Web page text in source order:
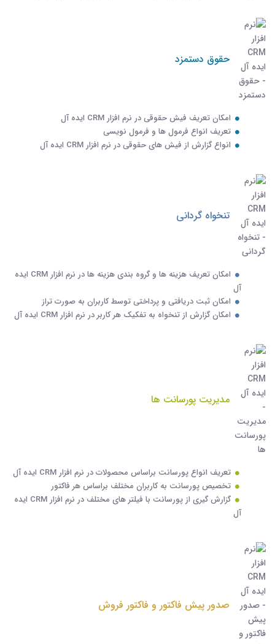
حقوق دستمزد
امکان تعریف فیش حقوقی در نرم افزار CRM ایده آل
تعریف انواع فرمول ها و فرمول نویسی
انواع گزارش از فیش های حقوقی در نرم افزار CRM ایده آل
تنخواه گردانی
امکان تعریف هزینه ها و گروه بندی هزینه ها در نرم افزار CRM ایده
آل
امکان ثبت دریافتی و پرداختی توسط کاربران به صورت تراز
امکان گزارش از تنخواه به تفکیک هر کاربر در نرم افزار CRM ایده آل
مدیریت پورسانت ها
تعریف انواع پورسانت براساس محصولات در نرم افزار CRM ایده آل
تخصیص پورسانت به کاربران مختلف براساس هر فاکتور
گزارش گیری از پورسانت با فیلتر های مختلف در نرم افزار CRM ایده
آل
صدور پیش فاکتور و فاکتور فروش